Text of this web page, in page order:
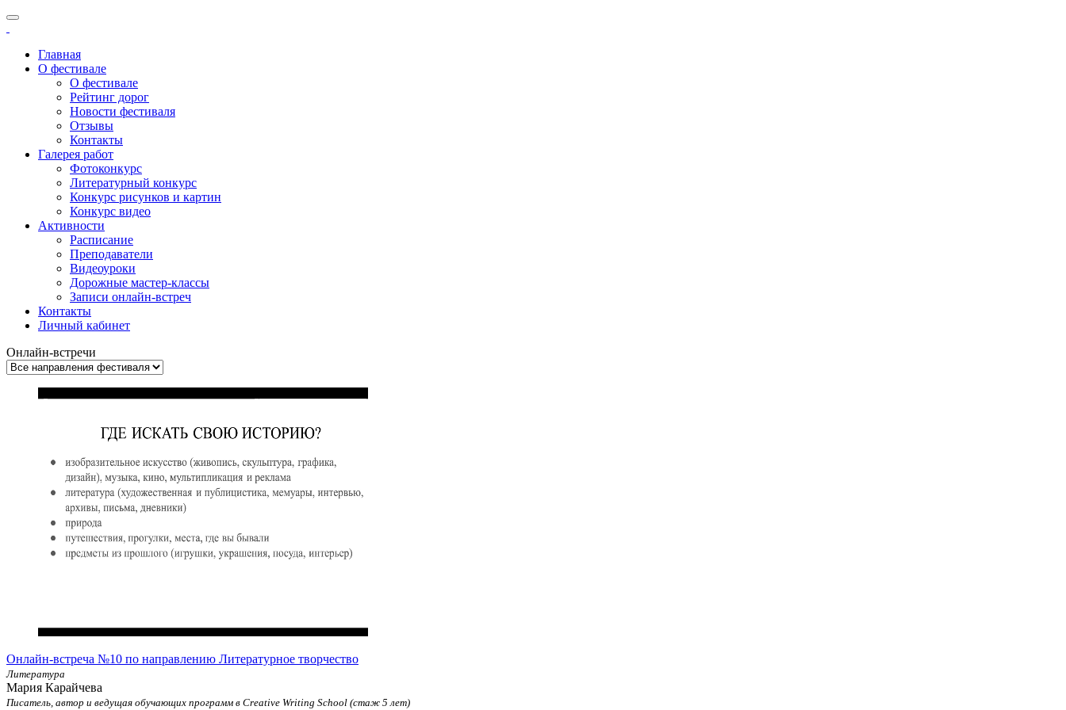
Главная
О фестивале
О фестивале
Рейтинг дорог
Новости фестиваля
Отзывы
Контакты
Галерея работ
Фотоконкурс
Литературный конкурс
Конкурс рисунков и картин
Конкурс видео
Активности
Расписание
Преподаватели
Видеоуроки
Дорожные мастер-классы
Записи онлайн-встреч
Контакты
Личный кабинет
Онлайн-встречи
Онлайн-встреча №10 по направлению Литературное творчество
Литература
Мария Карайчева
Писатель, автор и ведущая обучающих программ в Creative Writing School (стаж 5 лет)